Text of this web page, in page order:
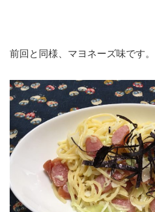
前回と同様、マヨネーズ味です。